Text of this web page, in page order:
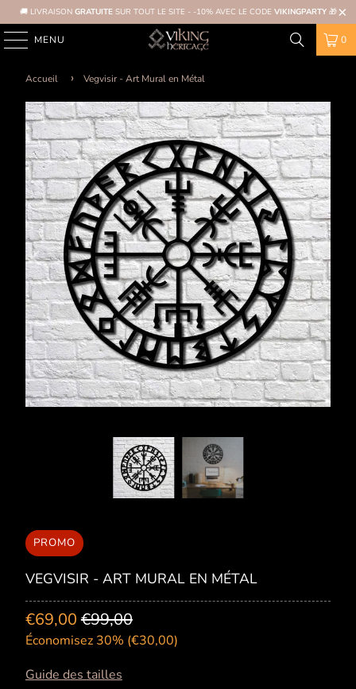
🚚 LIVRAISON GRATUITE SUR TOUT LE SITE - -10% AVEC LE CODE VIKINGPARTY 🎁
MENU 0
Accueil Vegvisir - Art Mural en Métal
PROMO
VEGVISIR - ART MURAL EN MÉTAL
€69,00 €99,00
Économisez 30% (€30,00)
Guide des tailles